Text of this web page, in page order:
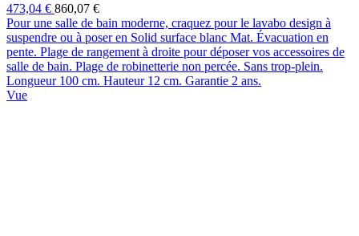
473,04 € 860,07 €
Pour une salle de bain moderne, craquez pour le lavabo design à
suspendre ou à poser en Solid surface blanc Mat. Évacuation en
pente. Plage de rangement à droite pour déposer vos accessoires de
salle de bain. Plage de robinetterie non percée. Sans trop-plein.
Longueur 100 cm. Hauteur 12 cm. Garantie 2 ans.
Vue